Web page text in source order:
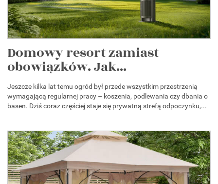
Domowy resort zamiast
obowiązków. Jak...
Jeszcze kilka lat temu ogród był przede wszystkim przestrzenią
wymagającą regularnej pracy – koszenia, podlewania czy dbania o
basen. Dziś coraz częściej staje się prywatną strefą odpoczynku,...